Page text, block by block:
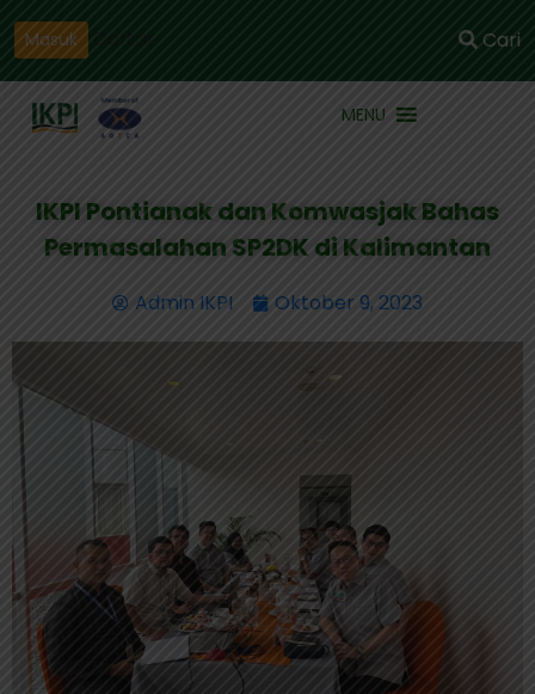
Masuk Cari
MENU
IKPI Pontianak dan Komwasjak Bahas
Permasalahan SP2DK di Kalimantan
Admin IKPI Oktober 9, 2023